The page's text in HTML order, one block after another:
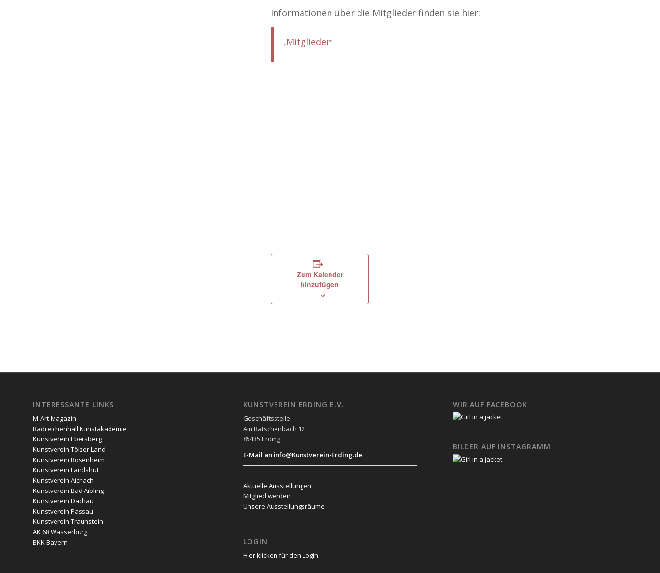
Informationen über die Mitglieder finden sie hier:
Mitglieder
Zum Kalender
hinzufügen
INTERESSANTE LINKS
M-Art-Magazin
Badreichenhall Kunstakademie
Kunstverein Ebersberg
Kunstverein Tölzer Land
Kunstverein Rosenheim
Kunstverein Landshut
Kunstverein Aichach
Kunstverein Bad Aibling
Kunstverein Dachau
Kunstverein Passau
Kunstverein Traunstein
AK 68 Wasserburg
BKK Bayern
KUNSTVEREIN ERDING E.V.
Geschäftsstelle
Am Rätschenbach 12
85435 Erding
E-Mail an info@Kunstverein-Erding.de
Aktuelle Ausstellungen
Mitglied werden
Unsere Ausstellungsräume
LOGIN
Hier klicken für den Login
WIR AUF FACEBOOK
BILDER AUF INSTAGRAMM